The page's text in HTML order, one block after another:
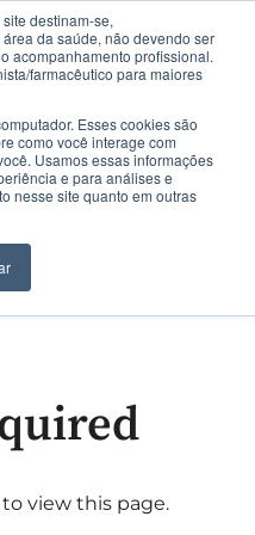
destinam-se,
da saúde, não devendo ser
acompanhamento profissional.
farmacêutico para maiores
Esses cookies são
como você interage com
Usamos essas informações
e para análises e
nesse site quanto em outras
view this page.